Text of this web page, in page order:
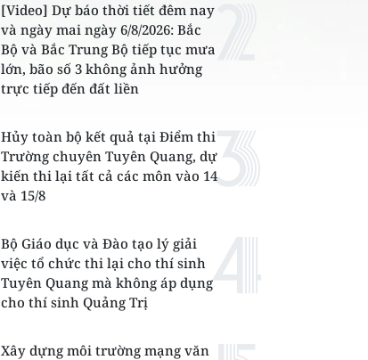
[Video] Dự báo thời tiết đêm nay
và ngày mai ngày 6/8/2026: Bắc
Bộ và Bắc Trung Bộ tiếp tục mưa
lớn, bão số 3 không ảnh hưởng
trực tiếp đến đất liền
Hủy toàn bộ kết quả tại Điểm thi
Trường chuyên Tuyên Quang, dự
kiến thi lại tất cả các môn vào 14
và 15/8
Bộ Giáo dục và Đào tạo lý giải
việc tổ chức thi lại cho thí sinh
Tuyên Quang mà không áp dụng
cho thí sinh Quảng Trị
Xây dựng môi trường mạng văn